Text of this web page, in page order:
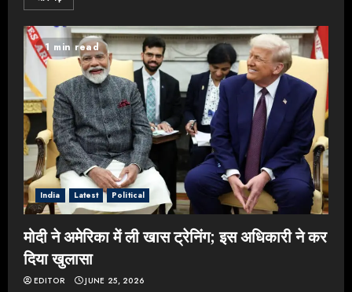
1 min read
India Latest Political
मोदी ने अमेरिका में ली खास ट्रेनिंग; इस अधिकारी ने कर
दिया खुलासा
EDITOR JUNE 25, 2026